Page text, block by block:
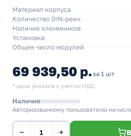
Материал корпуса
Количество DIN-реек
Наличие клеммников
Установка
Общее число модулей
69 939,50 р.за 1 шт
* цена указана с учетом НДС.
Наличие
Авторизованному пользователю
− +